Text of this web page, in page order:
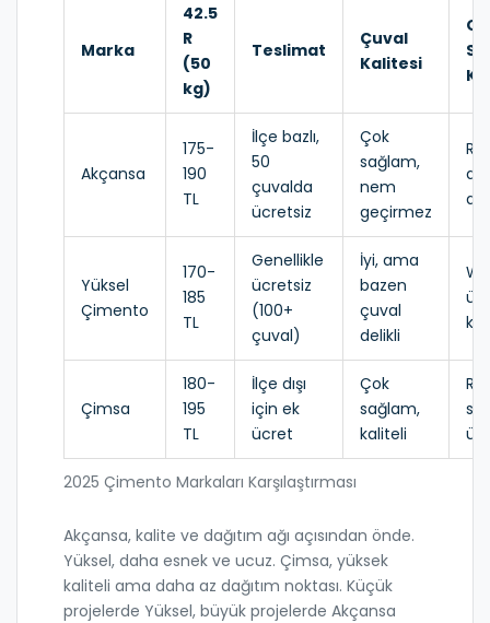
2025 Çimento Markaları Karşılaştırması
Marka
42.5
R
(50
kg)
Teslimat
Çuval
Kalitesi
Akçansa
175-
190
TL
İlçe bazlı,
50
çuvalda
ücretsiz
Çok
sağlam,
nem
geçirmez
Yüksel
Çimento
170-
185
TL
Genellikle
ücretsiz
(100+
çuval)
İyi, ama
bazen
çuval
delikli
Çimsa
180-
195
TL
İlçe dışı
için ek
ücret
Çok
sağlam,
kaliteli
Akçansa, kalite ve dağıtım ağı açısından önde.
Yüksel, daha esnek ve ucuz. Çimsa, yüksek
kaliteli ama daha az dağıtım noktası. Küçük
projelerde Yüksel, büyük projelerde Akçansa